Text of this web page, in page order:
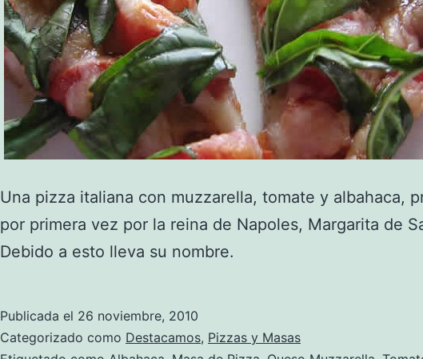
Una pizza italiana con muzzarella, tomate y albahaca,
por primera vez por la reina de Napoles, Margarita de
Debido a esto lleva su nombre.
Publicada el 26 noviembre, 2010
Categorizado como Destacamos, Pizzas y Masas